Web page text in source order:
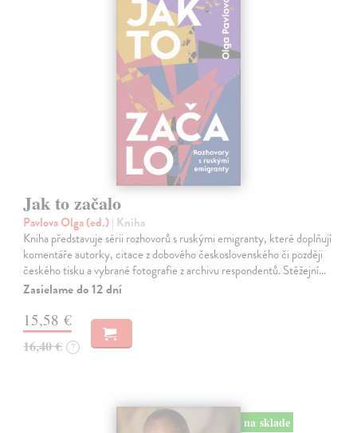
Jak to začalo
Pavlova Olga (ed.)| Kniha
Kniha představuje sérii rozhovorů s ruskými emigranty, které doplňují
komentáře autorky, citace z dobového československého či později
českého tisku a vybrané fotografie z archivu respondentů. Stěžejní…
Zasielame do 12 dní
15,58 €
16,40 € ?
na sklade